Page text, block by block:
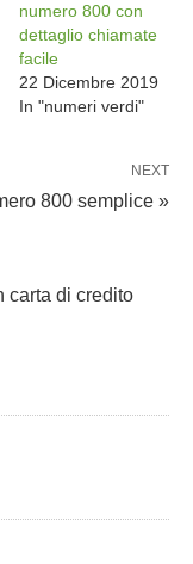
numero 800 con
dettaglio chiamate
facile
22 Dicembre 2019
In "numeri verdi"
NEXT
800 semplice »
carta di credito